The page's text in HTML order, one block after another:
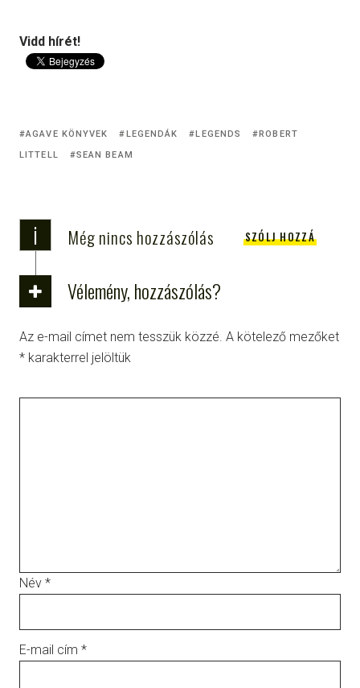
Vidd hírét!
AGAVE KÖNYVEK LEGENDÁK LEGENDS
ROBERT
LITTELL
SEAN BEAM
i Még nincs hozzászólás SZÓLJ HOZZÁ
Vélemény, hozzászólás?
Az e-mail címet nem tesszük közzé. A kötelező mezőket
* karakterrel jelöltük
Név *
E-mail cím *